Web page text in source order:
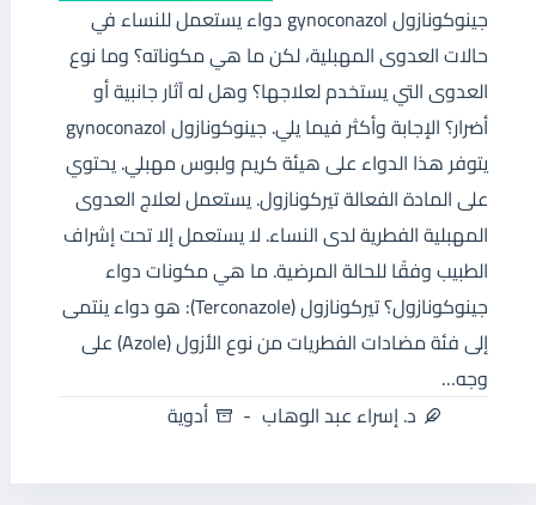
جينوكونازول gynoconazol دواء يستعمل للنساء في
حالات العدوى المهبلية، لكن ما هي مكوناته؟ وما نوع
العدوى التي يستخدم لعلاجها؟ وهل له آثار جانبية أو
أضرار؟ الإجابة وأكثر فيما يلي. جينوكونازول gynoconazol
يتوفر هذا الدواء على هيئة كريم ولبوس مهبلي. يحتوي
على المادة الفعالة تيركونازول. يستعمل لعلاج العدوى
المهبلية الفطرية لدى النساء. لا يستعمل إلا تحت إشراف
الطبيب وفقًا للحالة المرضية. ما هي مكونات دواء
جينوكونازول؟ تيركونازول (Terconazole): هو دواء ينتمى
إلى فئة مضادات الفطريات من نوع الأزول (Azole) على
وجه…
د. إسراء عبد الوهاب
أدوية